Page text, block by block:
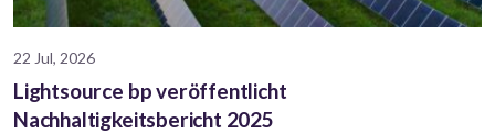
22 Jul, 2026
Lightsource bp veröffentlicht
Nachhaltigkeitsbericht 2025